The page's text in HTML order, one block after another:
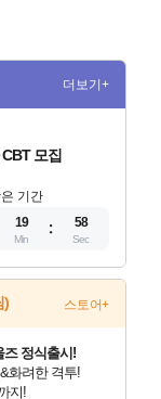
더보기+
모집
기간
19
Min
58
Sec
) 스토어+
즈 정식출시!
화려한 격투!
지!